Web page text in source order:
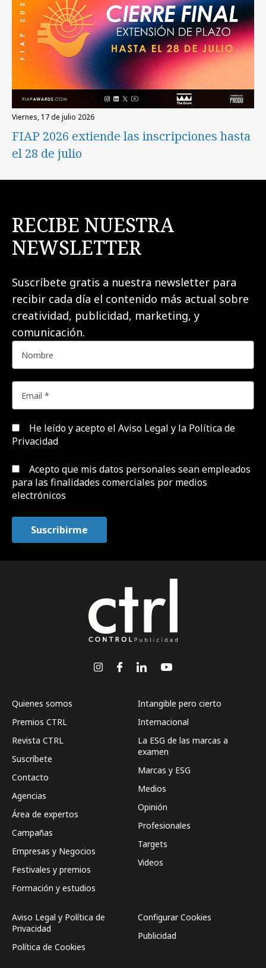
viernes, 17 de julio 2026
FIAP 2026 extiende las inscripciones hasta
el 28 de julio
RECIBE NUESTRA
NEWSLETTER
Suscríbete gratis a nuestra newsletter para
recibir cada día el contenido más actual sobre
creatividad, publicidad, marketing, y
comunicación.
He leído y acepto el Aviso Legal y la Política de
Privacidad
Acepto que mis datos personales sean empleados
para las finalidades comerciales por medios
electrónicos
Quienes somos
Premios CTRL
Revista CTRL
Suscríbete
Contacto
Agencias
Área de expertos
Campañas
Empresas y Negocios
Festivales y premios
Formación y estudios
Intangible pero cierto
Internacional
La ESG de las marcas a
examen
Marcas y ESG
Medios
Opinión
Profesionales
Targets
Videos
Aviso Legal y Política de
Privacidad
Política de Cookies
Configurar Cookies
Publicidad